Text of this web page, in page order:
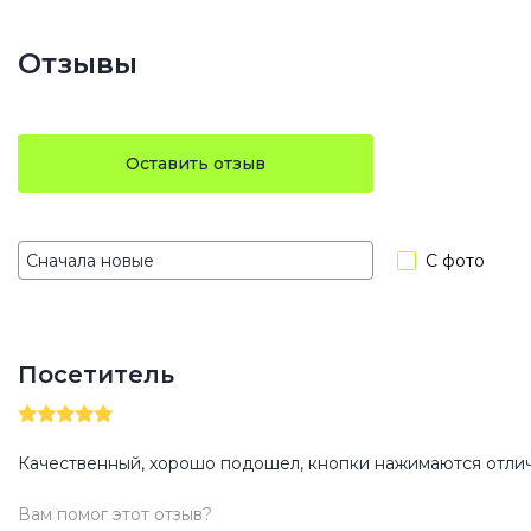
Отзывы
Оставить отзыв
С фото
Посетитель
Качественный, хорошо подошел, кнопки нажимаются
Вам помог этот отзыв?